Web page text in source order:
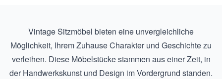
Vintage Sitzmöbel bieten eine unvergleichliche
Möglichkeit, Ihrem Zuhause Charakter und Geschichte zu
verleihen. Diese Möbelstücke stammen aus einer Zeit, in
der Handwerkskunst und Design im Vordergrund standen.